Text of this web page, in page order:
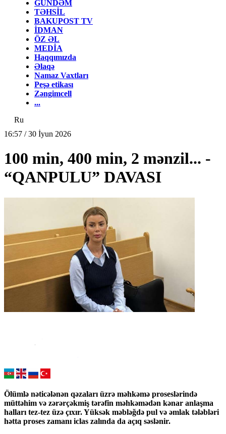
GÜNDƏM
TƏHSİL
BAKUPOST TV
İDMAN
ÖZ ƏL
MEDİA
Haqqımızda
Əlaqə
Namaz Vaxtları
Peşə etikası
Zəngimcell
...
Ru
16:57 / 30 İyun 2026
100 min, 400 min, 2 mənzil... -
“QANPULU” DAVASI
Ölümlə nəticələnən qəzaları üzrə məhkəmə proseslərində
müttəhim və zərərçəkmiş tərəfin məhkəmədən kənar anlaşma
halları tez-tez üzə çıxır. Yüksək məbləğdə pul və əmlak tələbləri
hətta proses zamanı iclas zalında da açıq səslənir.